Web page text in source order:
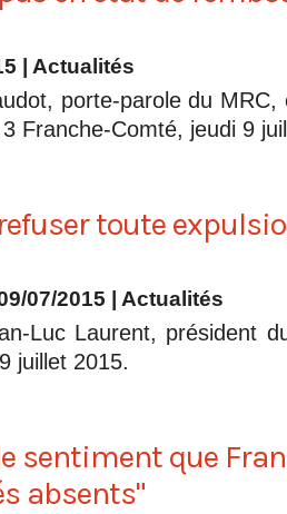
Actualités
porte-parole du
Franche-Comté, jeudi 9
toute
07/2015 Actualités
Luc Laurent, président
juillet 2015.
sentiment que
absents"